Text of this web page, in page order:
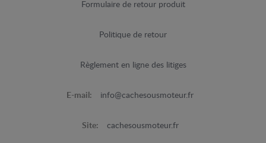
Formulaire de retour produit
Politique de retour
Règlement en ligne des litiges
E-mail: info@cachesousmoteur.fr
Site: cachesousmoteur.fr